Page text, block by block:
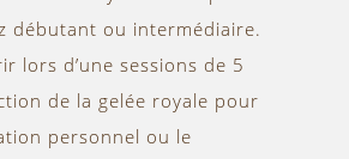
débutant ou intermédiaire.
lors d’une sessions de 5
de la gelée royale pour
personnel ou le